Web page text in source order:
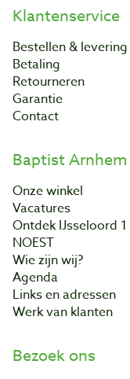
Klantenservice
Bestellen & levering
Betaling
Retourneren
Garantie
Contact
Baptist Arnhem
Onze winkel
Vacatures
Ontdek IJsseloord 1
NOEST
Wie zijn wij?
Agenda
Links en adressen
Werk van klanten
Bezoek ons